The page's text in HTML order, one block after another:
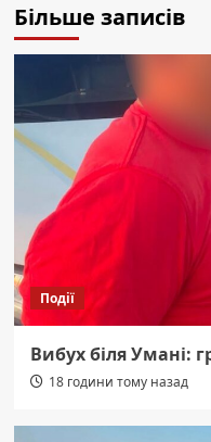
Більше записів
Події
Вибух біля Умані:
18 години тому назад